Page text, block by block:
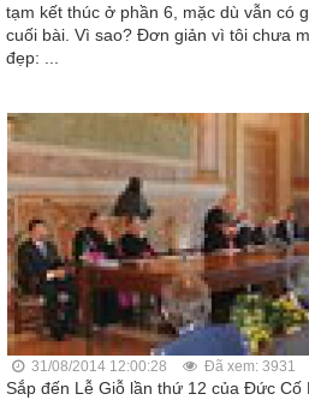
tạm kết thúc ở phần 6, mặc dù vẫn có
cuối bài. Vì sao? Đơn giản vì tôi chưa
đẹp: ...
31/08/2014 12:00:28 Đã xem: 3931
Sắp đến Lễ Giỗ lần thứ 12 của Đức Cố